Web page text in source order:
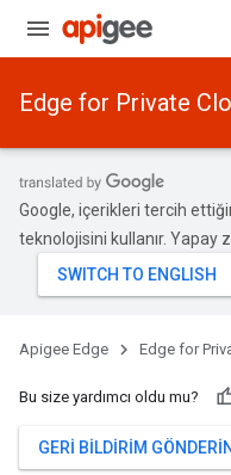
Edge for Private
Google, içerikleri tercih
teknolojisini kullanır. Yapay
Apigee Edge Edge for
Bu size yardımcı oldu mu?
GERI BILDIRIM GÖNDERIN